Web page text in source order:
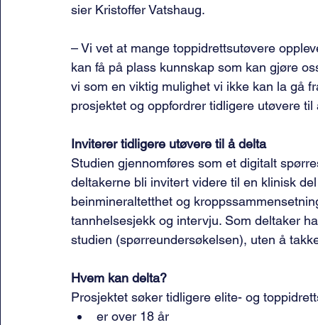
sier Kristoffer Vatshaug.
– Vi vet at mange toppidrettsutøvere
kan få på plass kunnskap som kan gjøre
vi som en viktig mulighet vi ikke kan la gå
prosjektet og oppfordrer tidligere utøvere
Inviterer tidligere utøvere til å delta
Studien gjennomføres som et digitalt
deltakerne bli invitert videre til en klinisk
beinmineraltetthet og
tannhelsesjekk og intervju. Som deltaker
studien (spørreundersøkelsen), uten å
Hvem kan delta?
Prosjektet søker tidligere elite- og
er over 18 år